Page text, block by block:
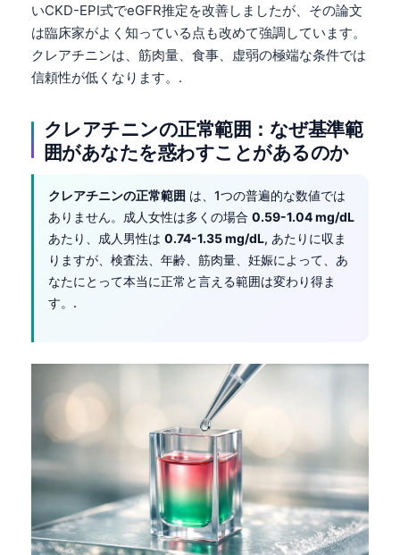
いCKD-EPI式でeGFR推定を改善しましたが、その論文
は臨床家がよく知っている点も改めて強調しています。
クレアチニンは、筋肉量、食事、虚弱の極端な条件では
信頼性が低くなります。.
クレアチニンの正常範囲：なぜ基準範
囲があなたを惑わすことがあるのか
クレアチニンの正常範囲 は、1つの普遍的な数値では
ありません。成人女性は多くの場合 0.59-1.04 mg/dL
あたり、成人男性は 0.74-1.35 mg/dL, あたりに収ま
りますが、検査法、年齢、筋肉量、妊娠によって、あ
なたにとって本当に正常と言える範囲は変わり得ま
す。.